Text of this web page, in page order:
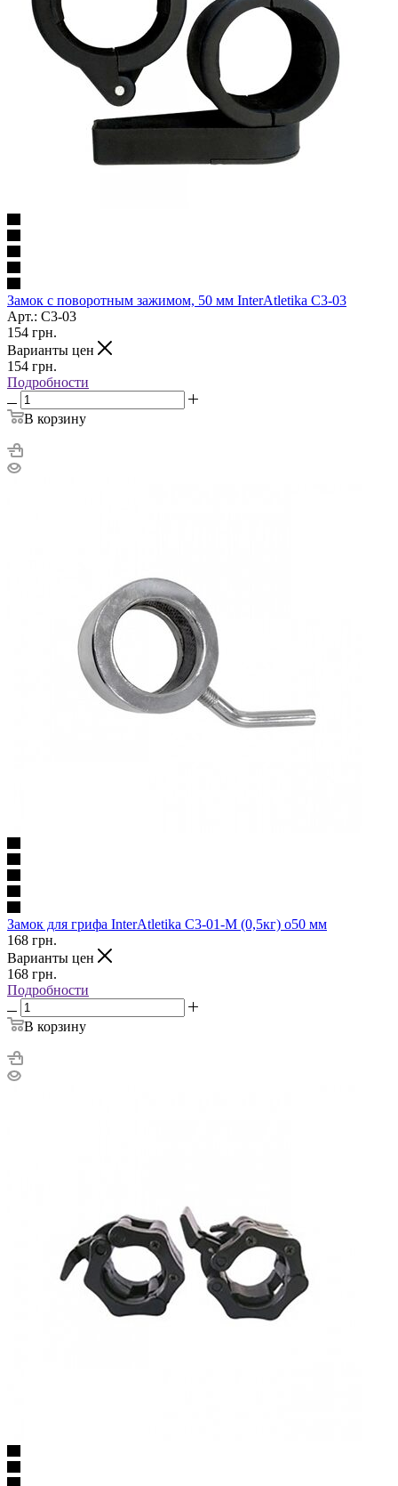
Замок с поворотным зажимом, 50 мм InterAtletika C3-03
Арт.: C3-03
154 грн.
Варианты цен
154 грн.
Подробности
В корзину
Замок для грифа InterAtletika C3-01-M (0,5кг) o50 мм
168 грн.
Варианты цен
168 грн.
Подробности
В корзину